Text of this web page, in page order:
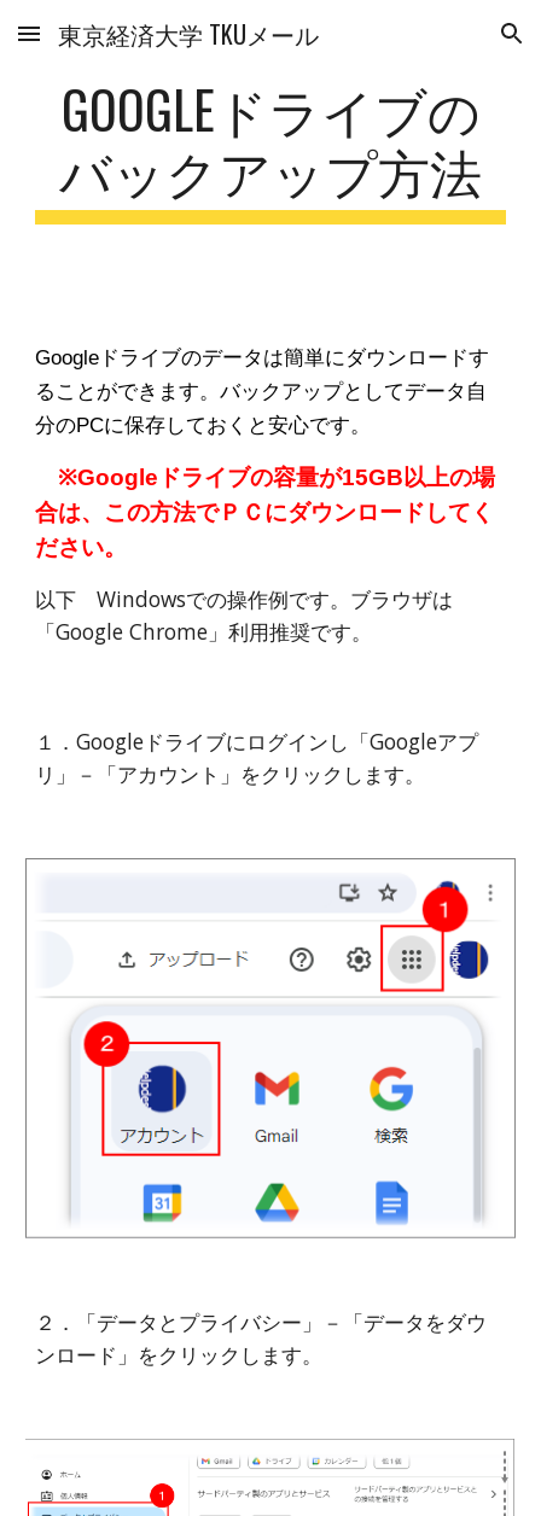
Skip to main content Skip to navigation
東京経済大学 TKUメール
GOOGLEドライブの
バックアップ方法
Googleドライブのデータは簡単にダウンロードす
ることができます。バックアップとしてデータ自
分のPCに保存しておくと安心です。
※Googleドライブの容量が15GB以上の場
合は、この方法でＰＣにダウンロードしてく
ださい。
以下 Windowsでの操作例です。ブラウザは
「Google Chrome」利用推奨です。
１．Google ドライブにログインし「Googleアプ
リ」－「アカウント」をクリックします。
２．「データとプライバシー」－「データをダウ
ンロード」をクリックします。